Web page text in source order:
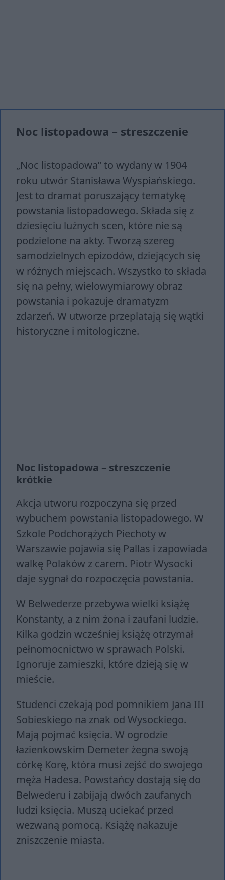
Noc listopadowa – streszczenie
„Noc listopadowa” to wydany w 1904
roku utwór Stanisława Wyspiańskiego.
Jest to dramat poruszający tematykę
powstania listopadowego. Składa się z
dziesięciu luźnych scen, które nie są
podzielone na akty. Tworzą szereg
samodzielnych epizodów, dziejących się
w różnych miejscach. Wszystko to składa
się na pełny, wielowymiarowy obraz
powstania i pokazuje dramatyzm
zdarzeń. W utworze przeplatają się wątki
historyczne i mitologiczne.
Noc listopadowa – streszczenie
krótkie
Akcja utworu rozpoczyna się przed
wybuchem powstania listopadowego. W
Szkole Podchorążych Piechoty w
Warszawie pojawia się Pallas i zapowiada
walkę Polaków z carem. Piotr Wysocki
daje sygnał do rozpoczęcia powstania.
W Belwederze przebywa wielki książę
Konstanty, a z nim żona i zaufani ludzie.
Kilka godzin wcześniej książę otrzymał
pełnomocnictwo w sprawach Polski.
Ignoruje zamieszki, które dzieją się w
mieście.
Studenci czekają pod pomnikiem Jana III
Sobieskiego na znak od Wysockiego.
Mają pojmać księcia. W ogrodzie
łazienkowskim Demeter żegna swoją
córkę Korę, która musi zejść do swojego
męża Hadesa. Powstańcy dostają się do
Belwederu i zabijają dwóch zaufanych
ludzi księcia. Muszą uciekać przed
wezwaną pomocą. Książę nakazuje
zniszczenie miasta.